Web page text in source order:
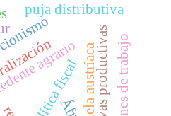
política fiscal
agrarioescuela austríaca
puja distributiva